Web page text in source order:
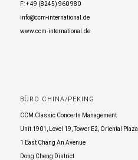
F: + 49 (8245) 960 980
info@ccm-international.de
www.ccm-international.de
BÜRO CHINA/PEKING
CCM Classic Concerts Management
Unit 1901, Level 19, Tower E2, Oriental Plaza
1 East Chang An Avenue
Dong Cheng District